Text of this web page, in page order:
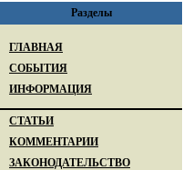
Разделы
ГЛАВНАЯ
СОБЫТИЯ
ИНФОРМАЦИЯ
СТАТЬИ
КОММЕНТАРИИ
ЗАКОНОДАТЕЛЬСТВО